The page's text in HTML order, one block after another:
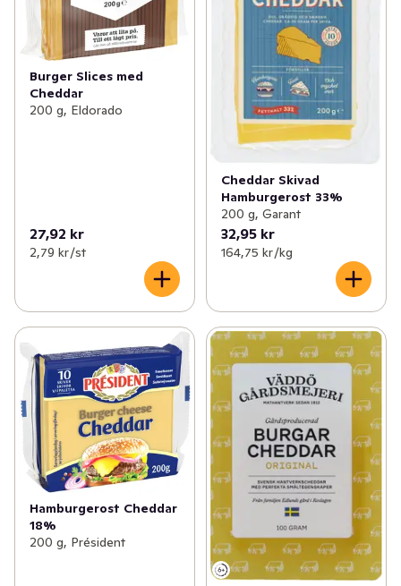
Burger Slices med
Cheddar
200 g, Eldorado
27,92 kr
2,79 kr /st
Cheddar Skivad
Hamburgerost 33%
200 g, Garant
32,95 kr
164,75 kr /kg
Hamburgerost Cheddar
18%
200 g, Président